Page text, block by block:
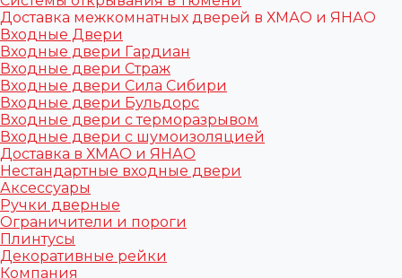
Доставка межкомнатных дверей в ХМАО и ЯНАО
Входные Двери
Входные двери Гардиан
Входные двери Страж
Входные двери Сила Сибири
Входные двери Бульдорс
Входные двери с терморазрывом
Входные двери с шумоизоляцией
Доставка в ХМАО и ЯНАО
Нестандартные входные двери
Аксессуары
Ручки дверные
Ограничители и пороги
Плинтусы
Декоративные рейки
Компания